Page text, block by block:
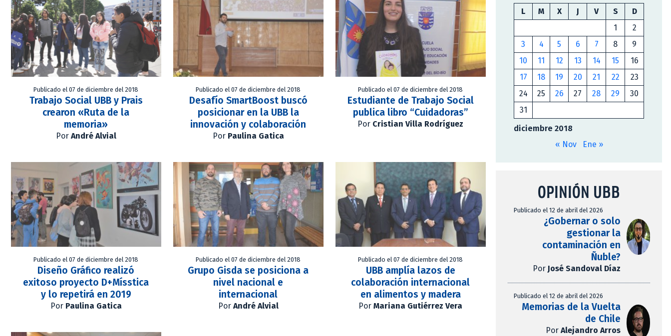
Publicado el 07 de diciembre del 2018
Trabajo Social UBB y Prais
crearon «Ruta de la
memoria»
Por André Alvial
Publicado el 07 de diciembre del 2018
Desafío SmartBoost buscó
posicionar en la UBB la
innovación y colaboración
Por Paulina Gatica
Publicado el 07 de diciembre del 2018
Estudiante de Trabajo Social
publica libro “Cuidadoras”
Por Cristian Villa Rodríguez
Publicado el 07 de diciembre del 2018
Diseño Gráfico realizó
exitoso proyecto D+Mísstica
y lo repetirá en 2019
Por Paulina Gatica
Publicado el 07 de diciembre del 2018
Grupo Gisda se posiciona a
nivel nacional e
internacional
Por André Alvial
Publicado el 07 de diciembre del 2018
UBB amplía lazos de
colaboración internacional
en alimentos y madera
PorMariana Gutiérrez Vera
diciembre 2018
L M X J V S
D
1
2
3
4 5 6 7 8
9
10
11 12 13 14 15
16
17
18 19 20 21 22
23
24
25 26 27 28 29
30
31
« Nov Ene »
OPINIÓN UBB
Publicado el 12 de abril del 2026
¿Gobernar o solo
gestionar la
contaminación en
Ñuble?
Por José Sandoval Díaz
Publicado el 12 de abril del 2026
Memorias de la Vuelta
de Chile
Por Alejandro Arros